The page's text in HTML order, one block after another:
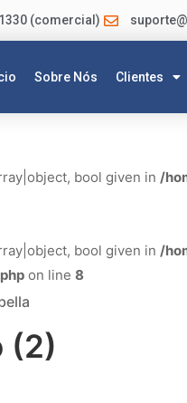
(comercial)
Sobre Nós Clientes
bool given in /
bool given in /
on line 8
(2)